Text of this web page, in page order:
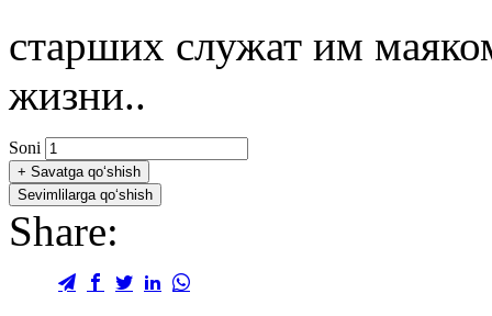
старших служат им
жизни..
Soni
+ Savatga qo‘shish
Sevimlilarga qo‘shish
Share: